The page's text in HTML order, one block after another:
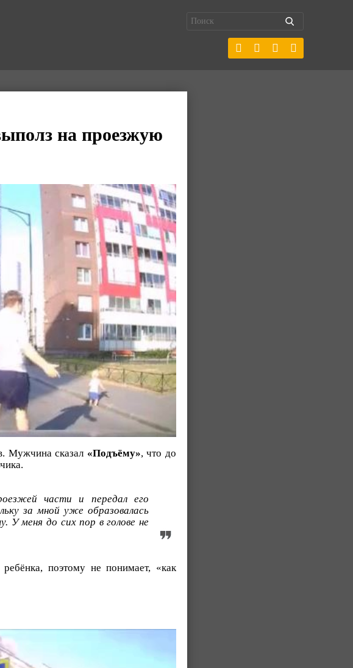
на проезжую
Мужчина сказал «Подъёму», что до
части и передал его
за мной уже образовалась
У меня до сих пор в голове не
поэтому не понимает, «как